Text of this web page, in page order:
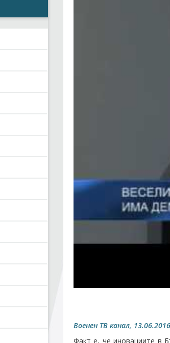
Военен ТВ канал,
Факт е, че иновациите в